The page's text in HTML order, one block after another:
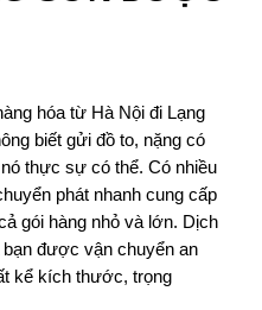
hóa từ Hà Nội đi Lạng
biết gửi đồ to, nặng có
thực sự có thể. Có nhiều
phát nhanh cung cấp
gói hàng nhỏ và lớn. Dịch
được vận chuyển an
kể kích thước, trọng